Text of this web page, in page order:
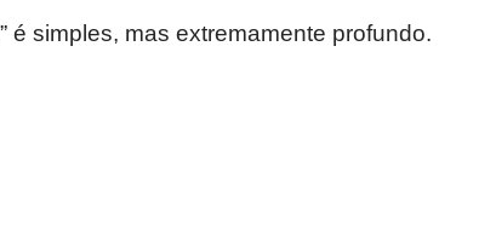
é simples, mas extremamente profundo.